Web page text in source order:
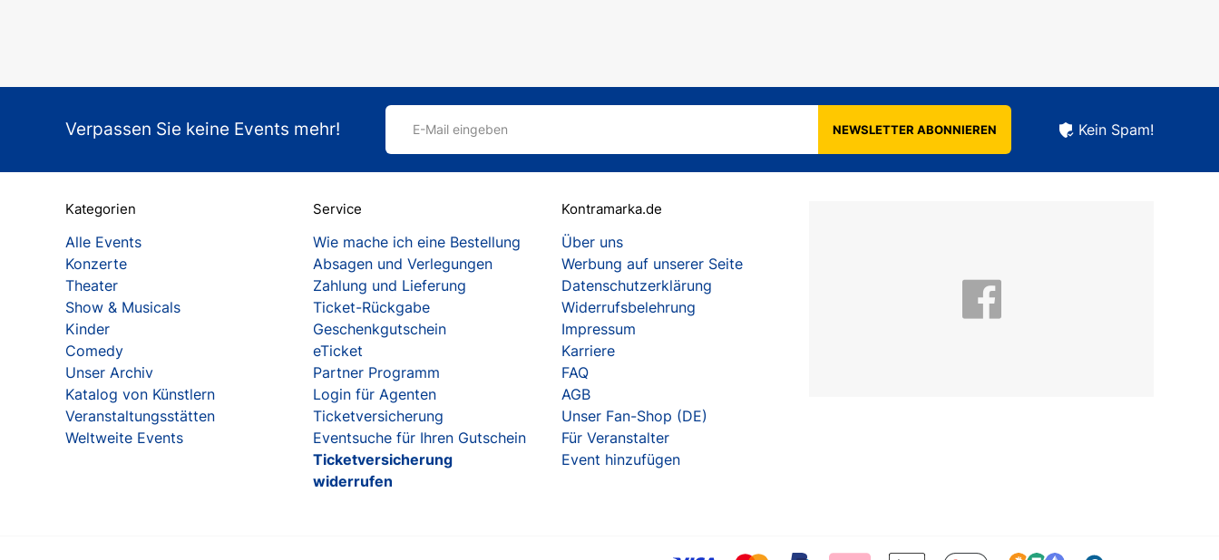
Verpassen Sie keine Events mehr! E-Mail eingeben NEWSLETTER ABONNIEREN Kein Spam!
Kategorien
Alle Events
Konzerte
Theater
Show & Musicals
Kinder
Comedy
Unser Archiv
Katalog von Künstlern
Veranstaltungsstätten
Weltweite Events
Service
Wie mache ich eine Bestellung
Absagen und Verlegungen
Zahlung und Lieferung
Ticket-Rückgabe
Geschenkgutschein
eTicket
Partner Programm
Login für Agenten
Ticketversicherung
Eventsuche für Ihren Gutschein
Ticketversicherung
widerrufen
Kontramarka.de
Über uns
Werbung auf unserer Seite
Datenschutzerklärung
Widerrufsbelehrung
Impressum
Karriere
FAQ
AGB
Unser Fan-Shop (DE)
Für Veranstalter
Event hinzufügen